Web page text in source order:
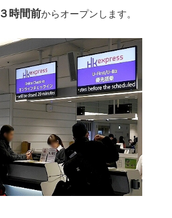
３時間前からオープンします。